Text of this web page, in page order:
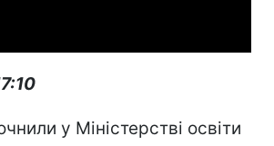
у Міністерстві освіти